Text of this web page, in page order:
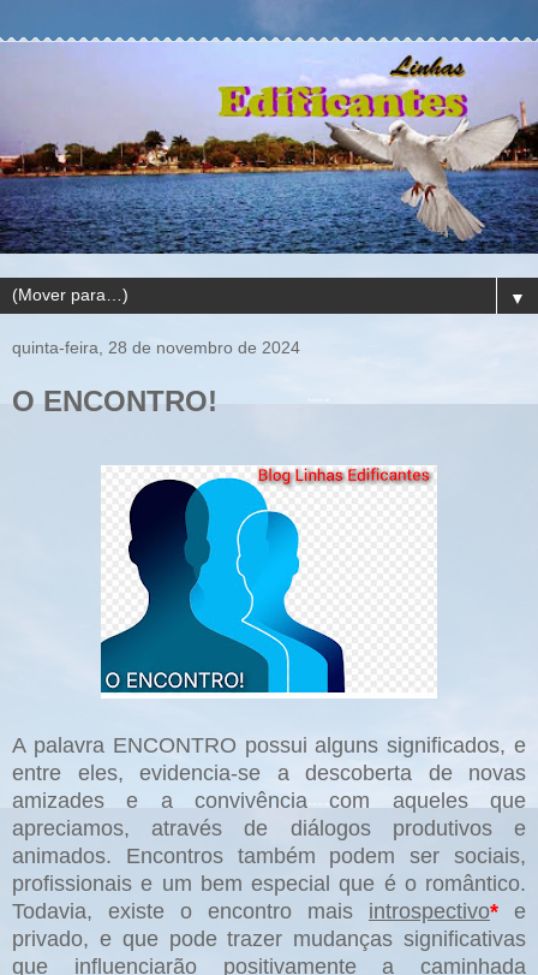
▼
quinta-feira, 28 de novembro de 2024
O ENCONTRO!
A palavra ENCONTRO possui alguns significados, e
entre eles, evidencia-se a descoberta de novas
amizades e a convivência com aqueles que
apreciamos, através de diálogos produtivos e
animados. Encontros também podem ser sociais,
profissionais e um bem especial que é o romântico.
Todavia, existe o encontro mais introspectivo* e
privado, e que pode trazer mudanças significativas
que influenciarão positivamente a caminhada